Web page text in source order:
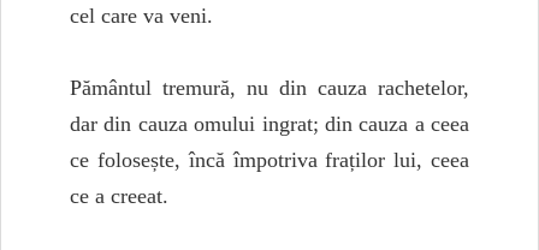
cel care va veni.
Pământul tremură, nu din cauza rachetelor,
dar din cauza omului ingrat; din cauza a ceea
ce folosește, încă împotriva fraților lui, ceea
ce a creeat.